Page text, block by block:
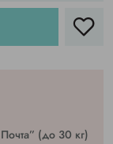
(до 30 кг)